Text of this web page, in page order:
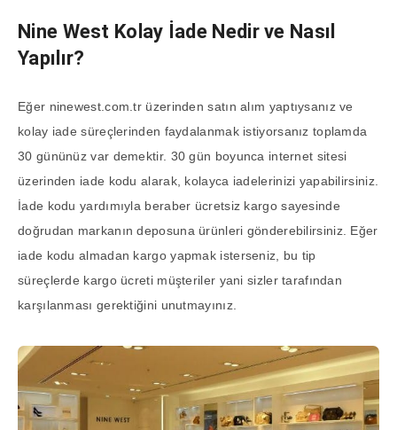
Nine West Kolay İade Nedir ve Nasıl
Yapılır?
Eğer ninewest.com.tr üzerinden satın alım yaptıysanız ve
kolay iade süreçlerinden faydalanmak istiyorsanız toplamda
30 gününüz var demektir. 30 gün boyunca internet sitesi
üzerinden iade kodu alarak, kolayca iadelerinizi yapabilirsiniz.
İade kodu yardımıyla beraber ücretsiz kargo sayesinde
doğrudan markanın deposuna ürünleri gönderebilirsiniz. Eğer
iade kodu almadan kargo yapmak isterseniz, bu tip
süreçlerde kargo ücreti müşteriler yani sizler tarafından
karşılanması gerektiğini unutmayınız.